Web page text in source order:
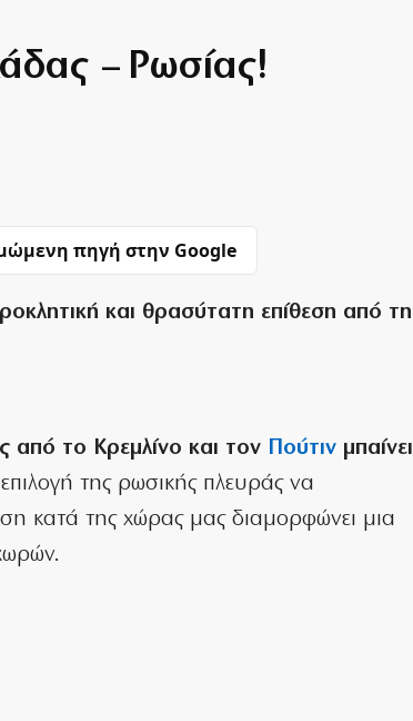
– Ρωσίας!
πηγή στην Google
και θρασύτατη επίθεση από τη
από το Κρεμλίνο και τον Πούτιν μπαίνει
της ρωσικής πλευράς να
κατά της χώρας μας διαμορφώνει μια